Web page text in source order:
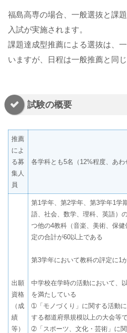
福島高専の場合、一般選抜と課
入試が実施されます。
課題達成型推薦による選抜は、
いますが、日程は一般推薦と同
試験の概要
推薦
によ
る募
集人
員
各学科とも5名（12%程度、あわ
出願
資格
（成
績
等）
第1学年、第2学年、第3学年1学
語、社会、数学、理科、英語）
つ他の4教科（音楽、美術、保
定の合計が60以上である
第3学年において教科の評定に1
中学校在学時の活動において、
を満たしている
➀「モノづくり」に関する活動
する都道府県規模以上の大会等
➁「スポーツ、文化・芸術」に